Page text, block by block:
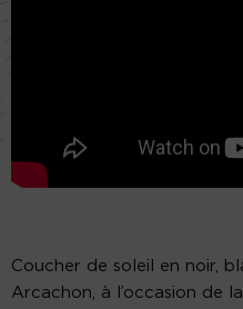
Coucher de soleil en noir,
Arcachon, à l’occasion de